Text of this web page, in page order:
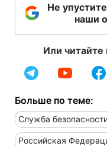
Не
наши
Или читайте
Больше по теме:
Служба
Российская